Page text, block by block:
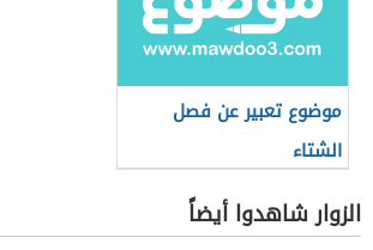
موضوع تعبير عن فصل
الشتاء
الزوار شاهدوا أيضاً